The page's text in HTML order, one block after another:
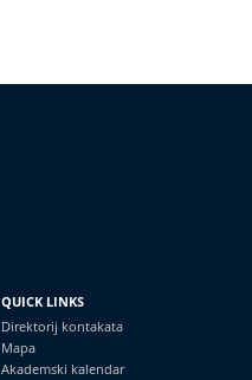
QUICK LINKS
Direktorij kontakata
Mapa
Akademski kalendar